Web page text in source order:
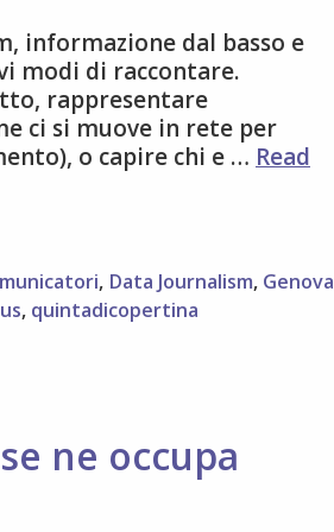
informazione dal basso e
modi di raccontare.
rappresentare
ci si muove in rete per
o capire chi e … Read
, Data Journalism, Genova
, quintadicopertina
ne occupa